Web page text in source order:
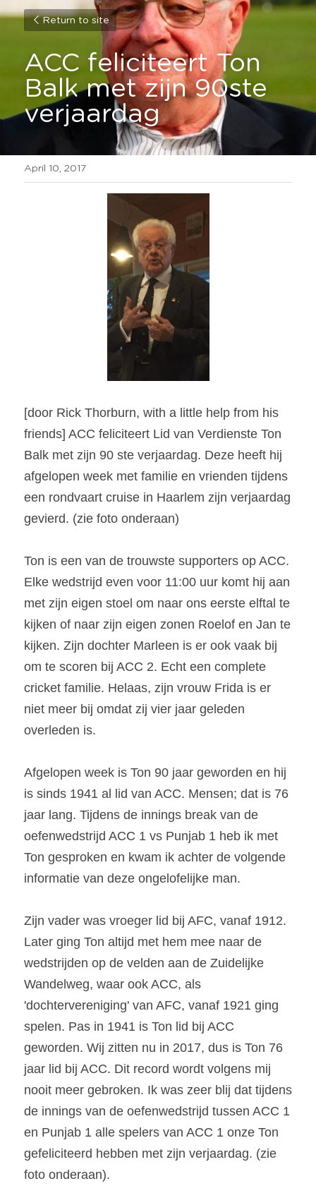
Return to site
ACC feliciteert Ton
Balk met zijn 90ste
verjaardag
April 10, 2017
[door Rick Thorburn, with a little help from his
friends] ACC feliciteert Lid van Verdienste Ton
Balk met zijn 90 ste verjaardag. Deze heeft hij
afgelopen week met familie en vrienden tijdens
een rondvaart cruise in Haarlem zijn verjaardag
gevierd. (zie foto onderaan)
Ton is een van de trouwste supporters op ACC.
Elke wedstrijd even voor 11:00 uur komt hij aan
met zijn eigen stoel om naar ons eerste elftal te
kijken of naar zijn eigen zonen Roelof en Jan te
kijken. Zijn dochter Marleen is er ook vaak bij
om te scoren bij ACC 2. Echt een complete
cricket familie. Helaas, zijn vrouw Frida is er
niet meer bij omdat zij vier jaar geleden
overleden is.
Afgelopen week is Ton 90 jaar geworden en hij
is sinds 1941 al lid van ACC. Mensen; dat is 76
jaar lang. Tijdens de innings break van de
oefenwedstrijd ACC 1 vs Punjab 1 heb ik met
Ton gesproken en kwam ik achter de volgende
informatie van deze ongelofelijke man.
Zijn vader was vroeger lid bij AFC, vanaf 1912.
Later ging Ton altijd met hem mee naar de
wedstrijden op de velden aan de Zuidelijke
Wandelweg, waar ook ACC, als
'dochtervereniging' van AFC, vanaf 1921 ging
spelen. Pas in 1941 is Ton lid bij ACC
geworden. Wij zitten nu in 2017, dus is Ton 76
jaar lid bij ACC. Dit record wordt volgens mij
nooit meer gebroken. Ik was zeer blij dat tijdens
de innings van de oefenwedstrijd tussen ACC 1
en Punjab 1 alle spelers van ACC 1 onze Ton
gefeliciteerd hebben met zijn verjaardag. (zie
foto onderaan).